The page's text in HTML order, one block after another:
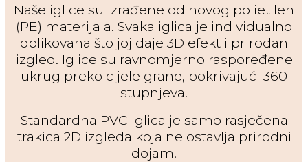
Naše iglice su izrađene od novog polietilen
(PE) materijala. Svaka iglica je individualno
oblikovana što joj daje 3D efekt i prirodan
izgled. Iglice su ravnomjerno raspoređene
ukrug preko cijele grane, pokrivajući 360
stupnjeva.
Standardna PVC iglica je samo rasječena
trakica 2D izgleda koja ne ostavlja prirodni
dojam.